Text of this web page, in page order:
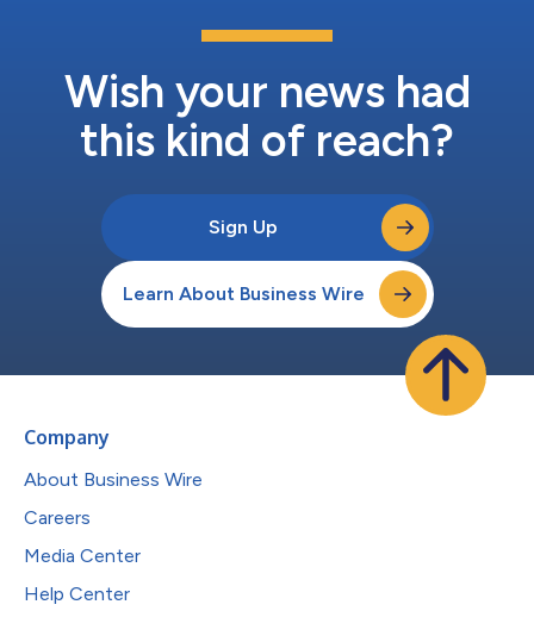
Wish your news had
this kind of reach?
Sign Up
Learn About Business Wire
Company
About Business Wire
Careers
Media Center
Help Center